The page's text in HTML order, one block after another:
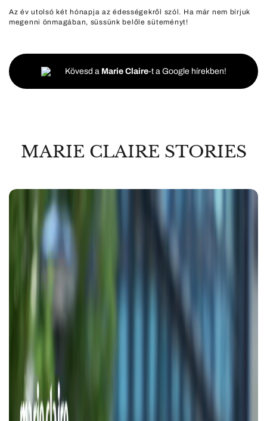
Az év utolsó két hónapja az édességekről szól. Ha már nem bírjuk
megenni önmagában, süssünk belőle süteményt!
Kövesd a Marie Claire-t a Google hírekben!
MARIE CLAIRE STORIES